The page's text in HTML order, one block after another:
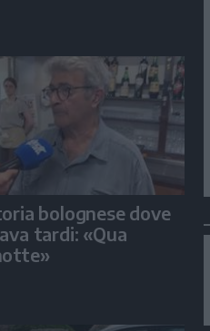
bolognese dove
tardi: «Qua